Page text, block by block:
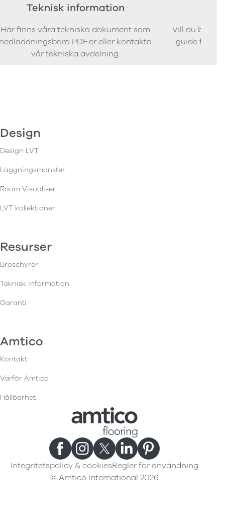
Teknisk information
Här finns våra tekniska dokument som
PDF:er eller kontakta
vår tekniska avdelning.
Vill du
guide för
Design
Design LVT
Läggningsmönster
Room Visualiser
LVT kollektioner
Resurser
Broschyrer
Teknisk information
Garanti
Amtico
Kontakt
Varför Amtico
Hållbarhet
Integritetspolicy & cookiesRegler för användning
© Amtico International 2026